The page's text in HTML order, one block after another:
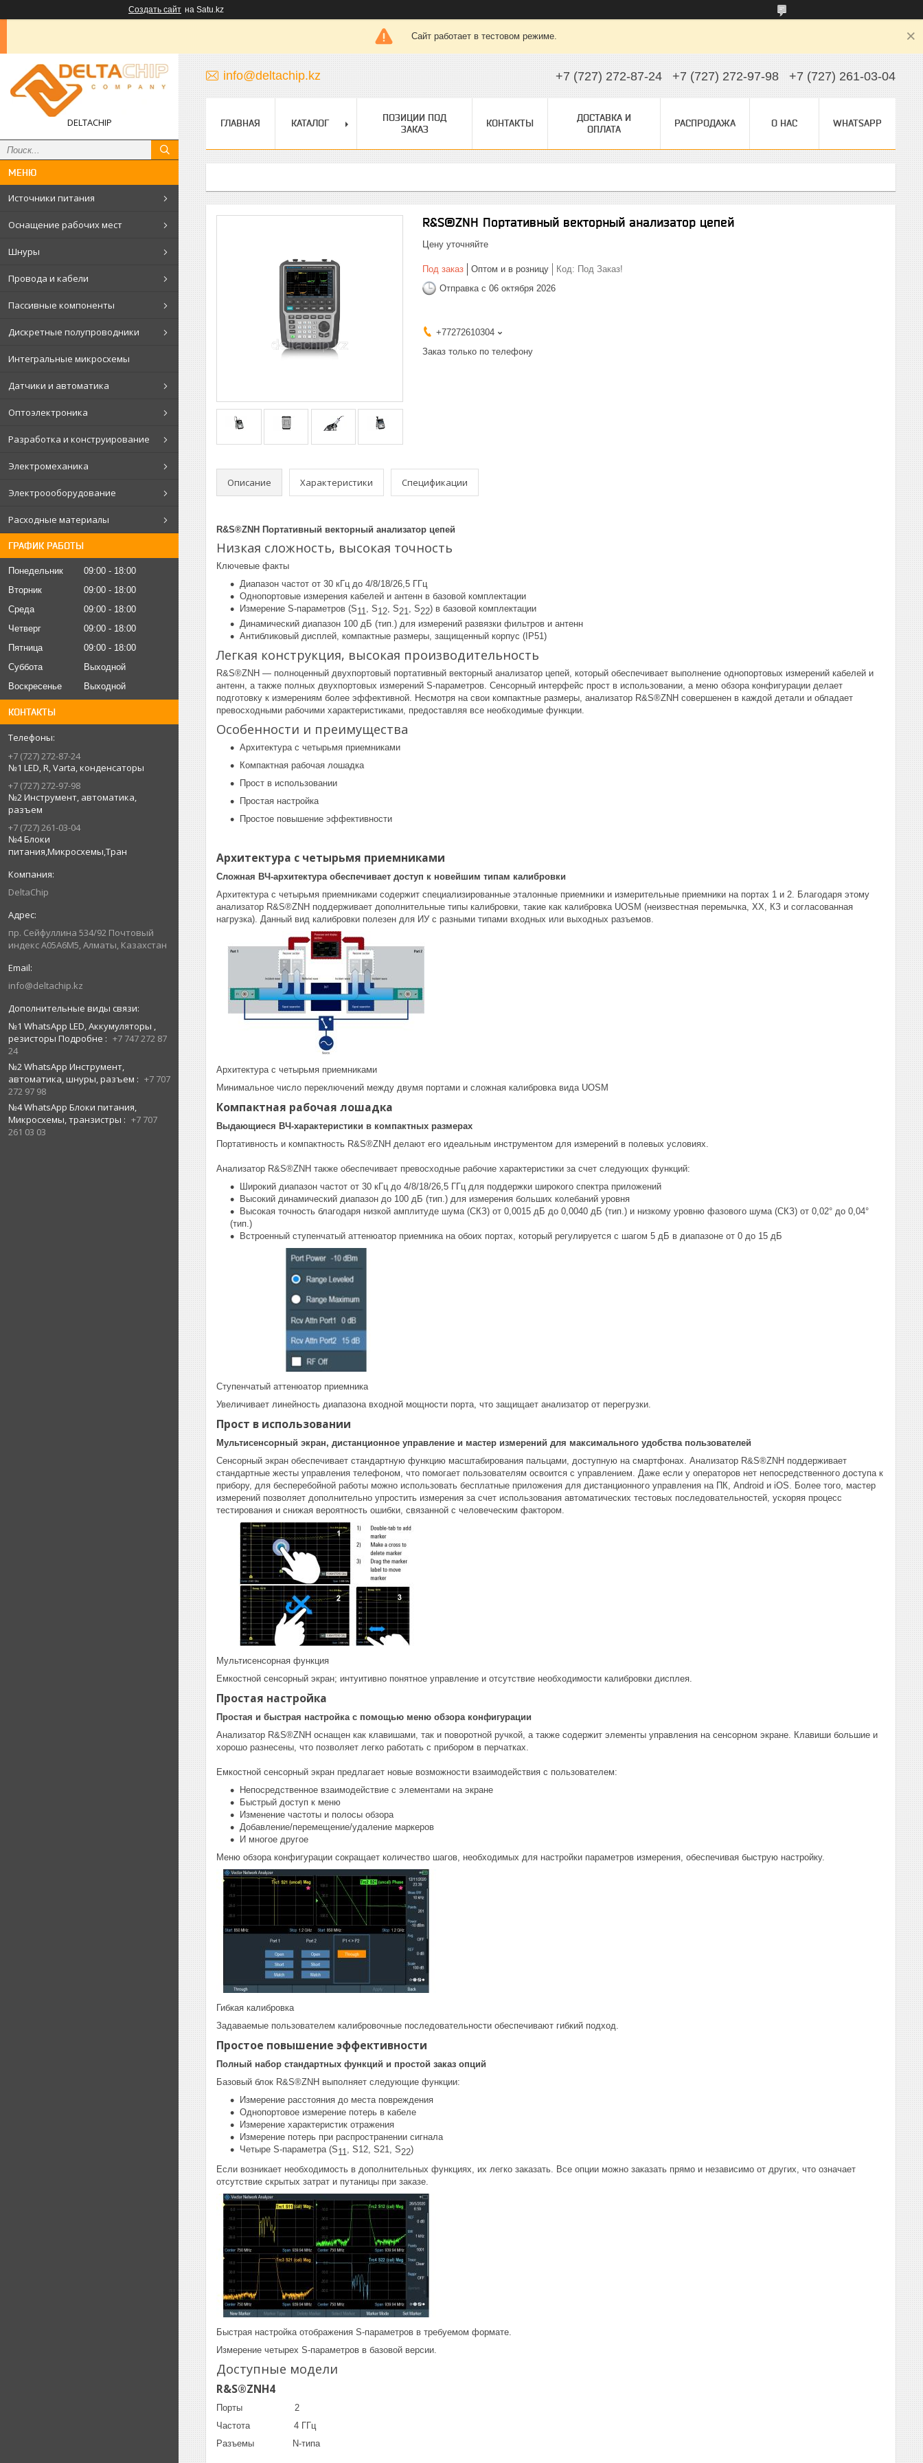
Создать сайт на Satu.kz
Сайт работает в тестовом режиме.
DELTACHIP
Источники питания
Оснащение рабочих мест
Шнуры
Провода и кабели
Пассивные компоненты
Дискретные полупроводники
Интегральные микросхемы
Датчики и автоматика
Оптоэлектроника
Разработка и конструирование
Электромеханика
Электроооборудование
Расходные материалы
ГРАФИК РАБОТЫ
Понедельник 09:00
18:00
Вторник
09:00
18:00
Среда
09:00
18:00
Четверг
09:00
18:00
Пятница
09:00
18:00
Суббота
Выходной
Воскресенье
Выходной
КОНТАКТЫ
+7 (727) 272-87-24
№1 LED, R, Varta, конденсаторы
+7 (727) 272-97-98
№2 Инструмент, автоматика,
разъем
+7 (727) 261-03-04
№4 Блоки
питания,Микросхемы,Тран
DeltaChip
пр. Сейфуллина 534/92 Почтовый
индекс A05A6M5, Алматы, Казахстан
info@deltachip.kz
№1 WhatsApp LED, Аккумуляторы ,
резисторы Подробне
+7 747 272 87
24
№2 WhatsApp Инструмент,
автоматика, шнуры, разъем
+7 707
272 97 98
№4 WhatsApp Блоки питания,
Микросхемы, транзистры
+7 707
261 03 03
info@deltachip.kz +7 (727) 272-87-24 +7 (727) 272-97-98 +7 (727) 261-03-04
ГЛАВНАЯ КАТАЛОГ
ПОЗИЦИИ ПОД
ЗАКАЗ
КОНТАКТЫ
ДОСТАВКА И
ОПЛАТА
РАСПРОДАЖА О НАС WHATSAPP
R&S®ZNH Портативный векторный анализатор цепей
Цену уточняйте
Под заказ Оптом и в розницу Код: Под Заказ!
Отправка с 06 октября 2026
+77272610304
Заказ только по телефону
Описание Характеристики Спецификации
R&S®ZNH Портативный векторный анализатор цепей
Низкая сложность, высокая точность
Ключевые факты
Диапазон частот от 30 кГц до 4/8/18/26,5 ГГц
Однопортовые измерения кабелей и антенн в базовой комплектации
Измерение S-параметров (S11 , S12, S21 , S22) в базовой комплектации
Динамический диапазон 100 дБ (тип.) для измерений развязки фильтров и антенн
Антибликовый дисплей, компактные размеры, защищенный корпус (IP51)
Легкая конструкция, высокая производительность
R&S®ZNH — полноценный двухпортовый портативный векторный анализатор цепей, который обеспечивает выполнение однопортовых измерений кабелей и
антенн, а также полных двухпортовых измерений S-параметров. Сенсорный интерфейс прост в использовании, а меню обзора конфигурации делает
подготовку к измерениям более эффективной. Несмотря на свои компактные размеры, анализатор R&S®ZNH совершенен в каждой детали и обладает
превосходными рабочими характеристиками, предоставляя все необходимые функции.
Особенности и преимущества
Архитектура с четырьмя приемниками
Компактная рабочая лошадка
Прост в использовании
Простая настройка
Простое повышение эффективности
Архитектура с четырьмя приемниками
Сложная ВЧ-архитектура обеспечивает доступ к новейшим типам калибровки
Архитектура с четырьмя приемниками содержит специализированные эталонные приемники и измерительные приемники на портах 1 и 2. Благодаря этому
анализатор R&S®ZNH поддерживает дополнительные типы калибровки, такие как калибровка UOSM (неизвестная перемычка, ХХ, КЗ и согласованная
нагрузка). Данный вид калибровки полезен для ИУ с разными типами входных или выходных разъемов.
Архитектура с четырьмя приемниками
Минимальное число переключений между двумя портами и сложная калибровка вида UOSM
Компактная рабочая лошадка
Выдающиеся ВЧ-характеристики в компактных размерах
Портативность и компактность R&S®ZNH делают его идеальным инструментом для измерений в полевых условиях.
Анализатор R&S®ZNH также обеспечивает превосходные рабочие характеристики за счет следующих функций:
Широкий диапазон частот от 30 кГц до 4/8/18/26,5 ГГц для поддержки широкого спектра приложений
Высокий динамический диапазон до 100 дБ (тип.) для измерения больших колебаний уровня
Высокая точность благодаря низкой амплитуде шума (СКЗ) от 0,0015 дБ до 0,0040 дБ (тип.) и низкому уровню фазового шума (СКЗ) от 0,02° до 0,04°
(тип.)
Встроенный ступенчатый аттенюатор приемника на обоих портах, который регулируется с шагом 5 дБ в диапазоне от 0 до 15 дБ
Ступенчатый аттенюатор приемника
Увеличивает линейность диапазона входной мощности порта, что защищает анализатор от перегрузки.
Прост в использовании
Мультисенсорный экран, дистанционное управление и мастер измерений для максимального удобства пользователей
Cенсорный экран обеспечивает стандартную функцию масштабирования пальцами, доступную на смартфонах. Анализатор R&S®ZNH поддерживает
стандартные жесты управления телефоном, что помогает пользователям освоится с управлением. Даже если у операторов нет непосредственного доступа к
прибору, для бесперебойной работы можно использовать бесплатные приложения для дистанционного управления на ПК, Android и iOS. Более того, мастер
измерений позволяет дополнительно упростить измерения за счет использования автоматических тестовых последовательностей, ускоряя процесс
тестирования и снижая вероятность ошибки, связанной с человеческим фактором.
Мультисенсорная функция
Емкостной сенсорный экран; интуитивно понятное управление и отсутствие необходимости калибровки дисплея.
Простая настройка
Простая и быстрая настройка с помощью меню обзора конфигурации
Анализатор R&S®ZNH оснащен как клавишами, так и поворотной ручкой, а также содержит элементы управления на сенсорном экране. Клавиши большие и
хорошо разнесены, что позволяет легко работать с прибором в перчатках.
Емкостной сенсорный экран предлагает новые возможности взаимодействия с пользователем:
Непосредственное взаимодействие с элементами на экране
Быстрый доступ к меню
Изменение частоты и полосы обзора
Добавление/перемещение/удаление маркеров
И многое другое
Меню обзора конфигурации сокращает количество шагов, необходимых для настройки параметров измерения, обеспечивая быструю настройку.
Гибкая калибровка
Задаваемые пользователем калибровочные последовательности обеспечивают гибкий подход.
Простое повышение эффективности
Полный набор стандартных функций и простой заказ опций
Базовый блок R&S®ZNH выполняет следующие функции:
Измерение расстояния до места повреждения
Однопортовое измерение потерь в кабеле
Измерение характеристик отражения
Измерение потерь при распространении сигнала
Четыре S-параметра (S11 , S12, S21, S22)
Если возникает необходимость в дополнительных функциях, их легко заказать. Все опции можно заказать прямо и независимо от других, что означает
отсутствие скрытых затрат и путаницы при заказе.
Быстрая настройка отображения S-параметров в требуемом формате.
Измерение четырех S-параметров в базовой версии.
Доступные модели
R&S®ZNH4
Порты 2
Частота 4 ГГц
Разъемы N-типа